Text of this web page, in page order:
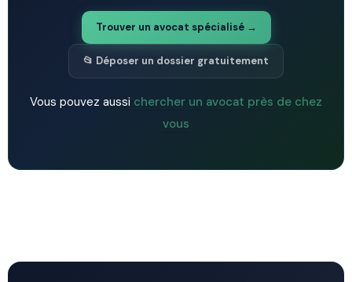
Trouver un avocat spécialisé →
📂 Déposer un dossier gratuitement
Vous pouvez aussi chercher un avocat près de chez
vous